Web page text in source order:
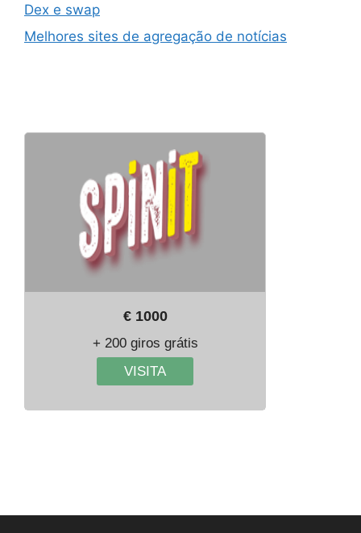
Dex e swap
Melhores sites de agregação de notícias
€ 1000
+ 200 giros grátis
VISITA